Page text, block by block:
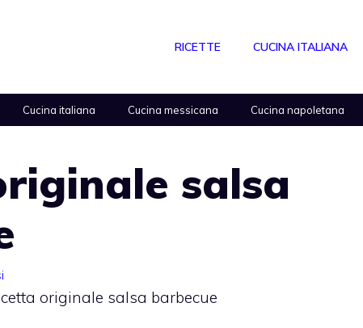
RICETTE CUCINA ITALIANA
Cucina italiana Cucina messicana Cucina napoletana
salsa
originale salsa barbecue